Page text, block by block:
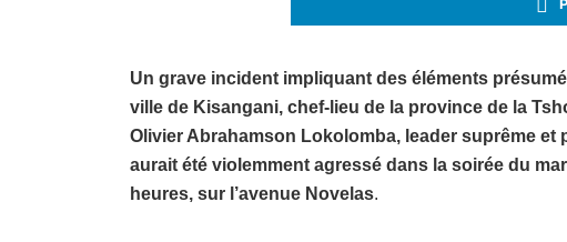
Un grave incident impliquant des éléments
ville de Kisangani, chef-lieu de la province de la
Olivier Abrahamson Lokolomba, leader suprême
aurait été violemment agressé dans la soirée du
heures, sur l’avenue Novelas.